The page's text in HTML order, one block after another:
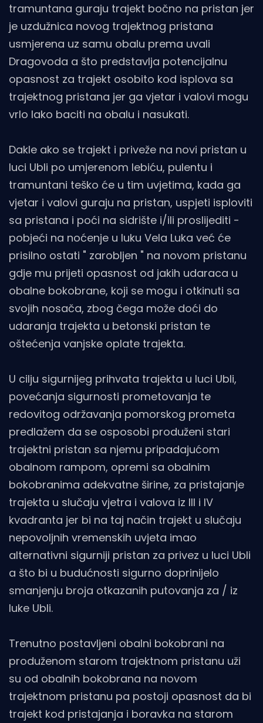
tramuntana guraju trajekt bočno na pristan jer
je uzdužnica novog trajektnog pristana
usmjerena uz samu obalu prema uvali
Dragovoda a što predstavlja potencijalnu
opasnost za trajekt osobito kod isplova sa
trajektnog pristana jer ga vjetar i valovi mogu
vrlo lako baciti na obalu i nasukati.
Dakle ako se trajekt i priveže na novi pristan u
luci Ubli po umjerenom lebiću, pulentu i
tramuntani teško će u tim uvjetima, kada ga
vjetar i valovi guraju na pristan, uspjeti isploviti
sa pristana i poći na sidrište i/ili proslijediti -
pobjeći na noćenje u luku Vela Luka već će
prisilno ostati " zarobljen " na novom pristanu
gdje mu prijeti opasnost od jakih udaraca u
obalne bokobrane, koji se mogu i otkinuti sa
svojih nosača, zbog čega može doći do
udaranja trajekta u betonski pristan te
oštećenja vanjske oplate trajekta.
U cilju sigurnijeg prihvata trajekta u luci Ubli,
povećanja sigurnosti prometovanja te
redovitog održavanja pomorskog prometa
predlažem da se osposobi produženi stari
trajektni pristan sa njemu pripadajućom
obalnom rampom, opremi sa obalnim
bokobranima adekvatne širine, za pristajanje
trajekta u slučaju vjetra i valova iz III i IV
kvadranta jer bi na taj način trajekt u slučaju
nepovoljnih vremenskih uvjeta imao
alternativni sigurniji pristan za privez u luci Ubli
a što bi u budućnosti sigurno doprinijelo
smanjenju broja otkazanih putovanja za / iz
luke Ubli.
Trenutno postavljeni obalni bokobrani na
produženom starom trajektnom pristanu uži
su od obalnih bokobrana na novom
trajektnom pristanu pa postoji opasnost da bi
trajekt kod pristajanja i boravka na starom